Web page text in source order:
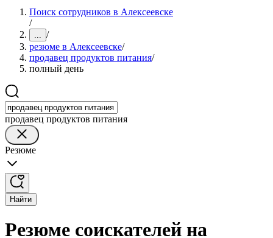
Поиск сотрудников в Алексеевске
/
... /
резюме в Алексеевске/
продавец продуктов питания/
полный день
продавец продуктов питания
Резюме
Найти
Резюме соискателей на